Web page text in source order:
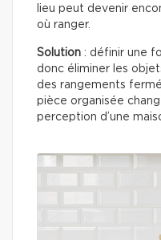
lieu peut devenir
où ranger.
Solution : définir une
donc éliminer les
des rangements
pièce organisée
perception d’une